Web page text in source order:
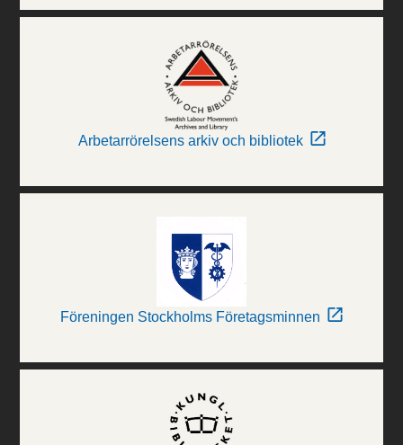
Arbetarrörelsens arkiv och bibliotek
Föreningen Stockholms Företagsminnen